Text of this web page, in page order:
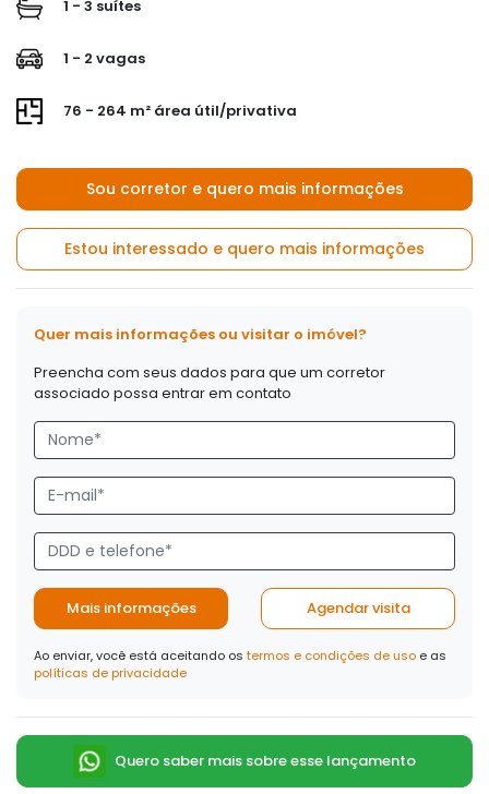
1 - 3 suítes
1 - 2 vagas
76 - 264 m² área útil/privativa
Sou corretor e quero mais informações
Estou interessado e quero mais informações
Quer mais informações ou visitar o imóvel?
Preencha com seus dados para que um corretor
associado possa entrar em contato
Mais informações Agendar visita
Ao enviar, você está aceitando os termos e condições de uso e as
políticas de privacidade
Quero saber mais sobre esse lançamento